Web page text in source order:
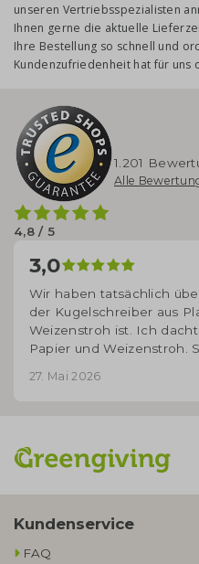
unseren Vertriebsspezialisten
Ihnen gerne die aktuelle
Ihre Bestellung so schnell und
Kundenzufriedenheit hat für uns
4,8 / 5
1.201
Alle
3,0
Wir haben tatsächlich
der Kugelschreiber aus
Weizenstroh ist. Ich
Papier und Weizenstroh.
ist tatsächlich nciht
27. Mai 2026
Kundenservice
FAQ